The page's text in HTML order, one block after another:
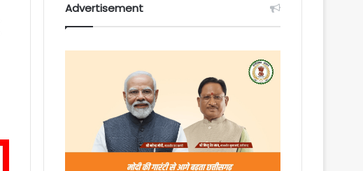
Advertisement